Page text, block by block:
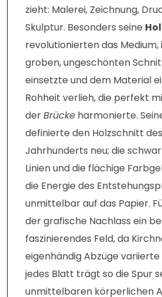
zieht: Malerei, Zeichnung,
Skulptur. Besonders seine
revolutionierten das
groben, ungeschönten
einsetzte und dem Material
Rohheit verlieh, die perfekt
derBrücke harmonierte.
definierte den Holzschnitt
Jahrhunderts neu; die
Linien und die flächige
die Energie des
unmittelbar auf das Papier.
der grafische Nachlass ein
faszinierendes Feld, da
eigenhändig Abzüge
jedes Blatt trägt so die Spur
unmittelbaren körperlichen